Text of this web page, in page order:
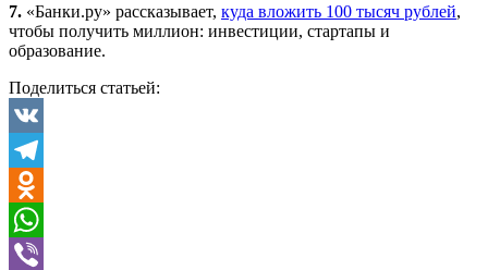
7. «Банки.ру» рассказывает, куда вложить 100 тысяч рублей,
чтобы получить миллион: инвестиции, стартапы и
образование.
Поделиться статьей:
VK
Telegram
Odnoklassniki
WhatsApp